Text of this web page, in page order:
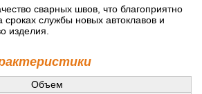
сварных швов, что благоприятно
сроках службы новых автоклавов и
изделия.
Объем